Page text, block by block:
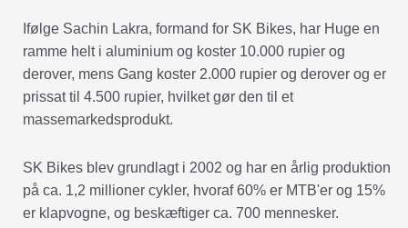
Ifølge Sachin Lakra, formand for SK Bikes, har Huge en
ramme helt i aluminium og koster 10.000 rupier og
derover, mens Gang koster 2.000 rupier og derover og er
prissat til 4.500 rupier, hvilket gør den til et
massemarkedsprodukt.
SK Bikes blev grundlagt i 2002 og har en årlig produktion
på ca. 1,2 millioner cykler, hvoraf 60% er MTB'er og 15%
er klapvogne, og beskæftiger ca. 700 mennesker.